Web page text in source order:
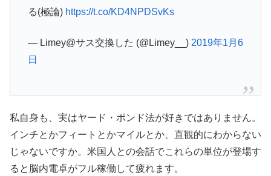
る(極論) https://t.co/KD4NPDSvKs
— Limey@サス交換した (@Limey__) 2019年1月6
日
私自身も、実はヤード・ポンド法が好きではありません。
インチとかフィートとかマイルとか、直観的にわからない
じゃないですか。米国人との会話でこれらの単位が登場す
ると脳内電卓がフル稼働して疲れます。